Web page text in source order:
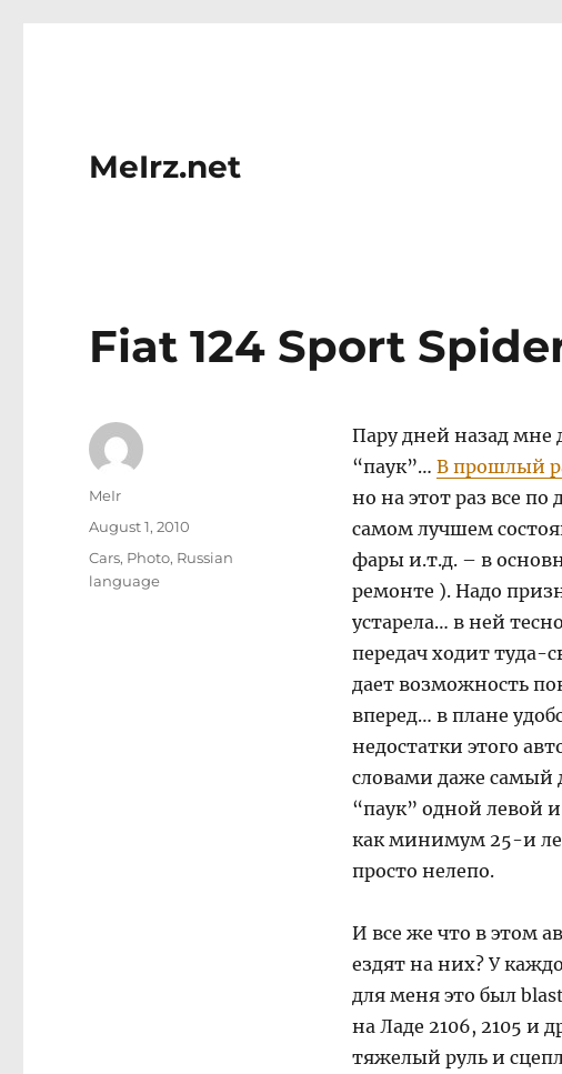
MeIrz.net
Fiat 124 Sport
Пару дней назад мне
“паук”… В прошлый
но на этот раз все
самом лучшем
фары и.т.д. – в
ремонте ). Надо
устарела… в ней
передач ходит туда-
дает возможность
вперед… в плане
недостатки этого
словами даже самый
“паук” одной левой
как минимум 25-и
просто нелепо.
И все же что в этом
ездят на них? У
для меня это был
на Ладе 2106, 2105 и
тяжелый руль и
Author
MeIr
Posted
August 1, 2010
Categories
Cars, Photo, Russian
language